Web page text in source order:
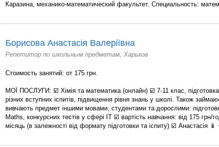
Каразина, механико-математический факультет. Специальность:
Борисова Анастасія Валеріївна
Репетитор по школьным предметам, Харьков
Стоимость занятий: от 175 грн.
МОЇ ПОСЛУГИ: ☑️ Хімія та математика (онлайн) ☑️ 7-11 клас,
різних вступних іспитів, підвищення рівня знань у школі. Також
вивчають предмет іншими мовами, студентами та дорослими:
Maths, конкурсних тестів у сфері IT ☑️ вартість навчання: від 175 грн/
місяць (в залежності від формату підготовки та іспиту) ☑️ Анастасія